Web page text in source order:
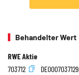
Behandelter Wert
RWE Aktie
703712
DE0007037129